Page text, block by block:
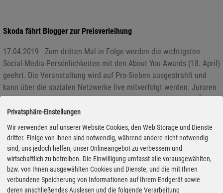
Skoda fährt Blogger zur Preisverleihung
17.04.2019 - Zum dritten Mal in Folge werden die wichtigsten
Social-Media-Persönlichkeiten mit den About You Awards (18. April)
geehrt. Die Veranstaltung wird auf Pro-Sieben ausgestrahlt und
kann über die sozialen Netzwerke live mitverfolgt werden. Juroren
und Nominierte sowie andere prominente Gäste werden von Škoda
zum roten Teppich vorgefahren.
Ford schafft Rekordzahlen bei den Nutzfahrzeugen
17.04.2019 - Das erste Quartal 2019 beschert Ford Rekord-
Zulassungsergebnisse bei den Nutzfahrzeugen in Deutschland: Mit
Privatsphäre-Einstellungen
Wir verwenden auf unserer Website Cookies, den Web Storage und Dienste
dritter. Einige von ihnen sind notwendig, während andere nicht notwendig
sind, uns jedoch helfen, unser Onlineangebot zu verbessern und
wirtschaftlich zu betreiben. Die Einwilligung umfasst alle vorausgewählten,
bzw. von Ihnen ausgewählten Cookies und Dienste, und die mit Ihnen
verbundene Speicherung von Informationen auf Ihrem Endgerät sowie
deren anschließendes Auslesen und die folgende Verarbeitung